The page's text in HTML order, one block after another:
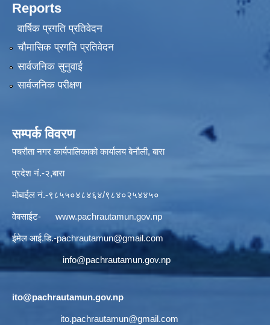
Reports
वार्षिक प्रगति प्रतिवेदन
चौमासिक प्रगति प्रतिवेदन
सार्वजनिक सुनुवाई
सार्वजनिक परीक्षण
सम्पर्क विवरण
पचरौता नगर कार्यपालिकाको कार्यालय बेनौली, बारा
प्रदेश नं.-२,बारा
मोबाईल नं.-९८५५०४८४६४/९८४०२५४४५०
वेबसाईट- www.pachrautamun.gov.np
ईमेल आई.डि.-pachrautamun@gmail.com
info@pachrautamun.gov.np
ito@pachrautamun.gov.np
ito.pachrautamun@gmail.com